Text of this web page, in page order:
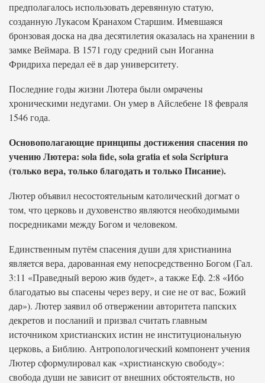
предполагалось использовать деревянную статую,
созданную Лукасом Кранахом Старшим. Имевшаяся
бронзовая доска на два десятилетия оказалась на хранении в
замке Веймара. В 1571 году средний сын Иоганна
Фридриха передал её в дар университету.
Последние годы жизни Лютера были омрачены
хроническими недугами. Он умер в Айслебене 18 февраля
1546 года.
Основополагающие принципы достижения спасения по
учению Лютера: sola fide, sola gratia et sola Scriptura
(только вера, только благодать и только Писание).
Лютер объявил несостоятельным католический догмат о
том, что церковь и духовенство являются необходимыми
посредниками между Богом и человеком.
Единственным путём спасения души для христианина
является вера, дарованная ему непосредственно Богом (Гал.
3:11 «Праведный верою жив будет», а также Еф. 2:8 «Ибо
благодатью вы спасены через веру, и сие не от вас, Божий
дар»). Лютер заявил об отвержении авторитета папских
декретов и посланий и призвал считать главным
источником христианских истин не институциональную
церковь, а Библию. Антропологический компонент учения
Лютер сформулировал как «христианскую свободу»:
свобода души не зависит от внешних обстоятельств, но